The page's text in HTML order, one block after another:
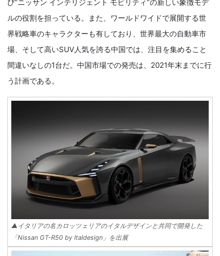
び“ニッサン インテリジェント モビリティ”の新しい象徴モデ
ルの役割を担っている。また、ワールドワイドで展開する世
界戦略車のキャラクターも有しており、世界最大の自動車市
場、そして高いSUV人気を誇る中国では、注目を集めること
間違いなしの1台だ。中国市場での発売は、2021年末までに行
う計画である。
▲イタリアの名カロッツェリアのイタルデザインと共同で開発した
「Nissan GT-R50 by Italdesign」を出展